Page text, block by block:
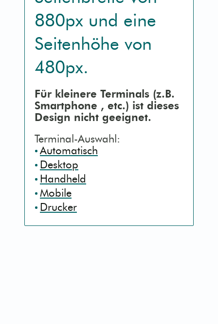
Kontaktseite [3]
Sitemap [4]
Detailsuche [5]
Erklärung [9]
Mobile (Handy)
Barrierefrei (AA)
Druck (Vorschau)
880px und eine
Seitenhöhe von
480px.
Für kleinere Terminals (z.B.
Smartphone , etc.) ist dieses
Design nicht geeignet.
Terminal-Auswahl:
Automatisch
Desktop
Handheld
Mobile
Drucker